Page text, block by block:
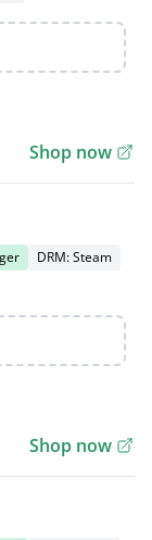
Shop now
DRM: Steam
Shop now